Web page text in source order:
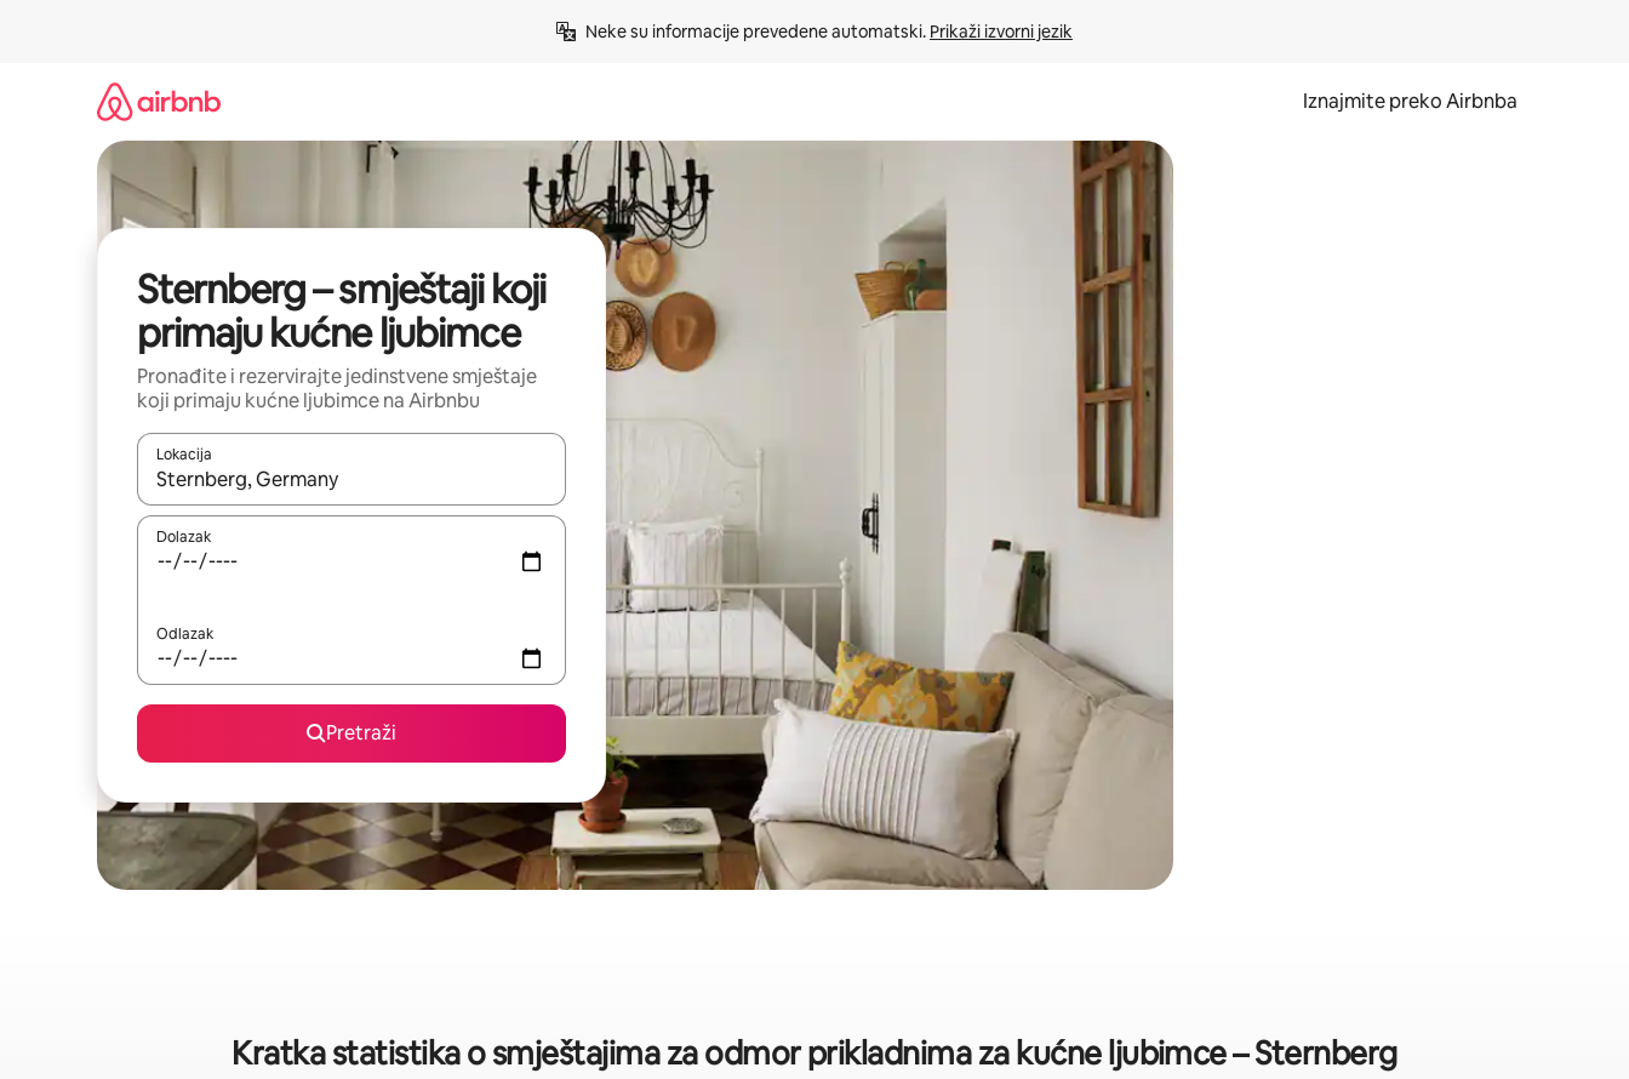
Neke su informacije prevedene automatski. Prikaži izvorni jezik
Iznajmite preko Airbnba
Sternberg – smještaji koji
primaju kućne ljubimce
Pronađite i rezervirajte jedinstvene smještaje
koji primaju kućne ljubimce na Airbnbu
Lokacija
Kada budu dostupni rezultati, moći ćete ih pregledati koristeći se strelicama prema gore i prema dolje, kao i dodirom ili prelaskom prstom po zaslonu.
Dolazak
Odlazak
Pretraži
Kratka statistika o smještajima za odmor prikladnima za kućne ljubimce – Sternberg